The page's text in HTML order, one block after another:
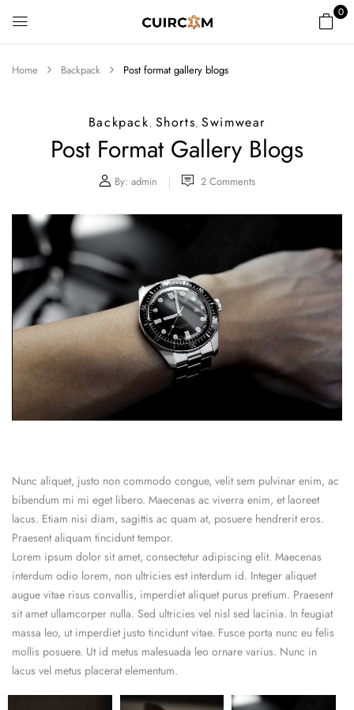
0
Home Backpack Post format gallery blogs
Backpack, Shorts,Swimwear
Post Format Gallery Blogs
By: admin 2 Comments
Nunc aliquet, justo non commodo congue, velit sem pulvinar enim, ac
bibendum mi mi eget libero. Maecenas ac viverra enim, et laoreet
lacus. Etiam nisi diam, sagittis ac quam at, posuere hendrerit eros.
Praesent aliquam tincidunt tempor.
Lorem ipsum dolor sit amet, consectetur adipiscing elit. Maecenas
interdum odio lorem, non ultricies est interdum id. Integer aliquet
augue vitae risus convallis, imperdiet aliquet purus pretium. Praesent
sit amet ullamcorper nulla. Sed ultricies vel nisl sed lacinia. In feugiat
massa leo, ut imperdiet justo tincidunt vitae. Fusce porta nunc eu felis
mollis posuere. Ut id metus malesuada leo ornare varius. Nunc in
lacus vel metus placerat elementum.